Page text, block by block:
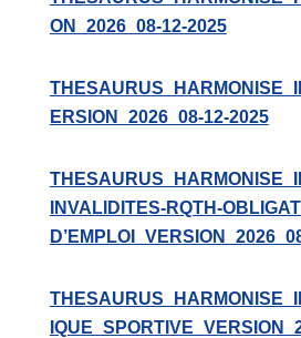
ON_2026_08-12-2025
ERSION_2026_08-12-2025
INVALIDITES-RQTH-